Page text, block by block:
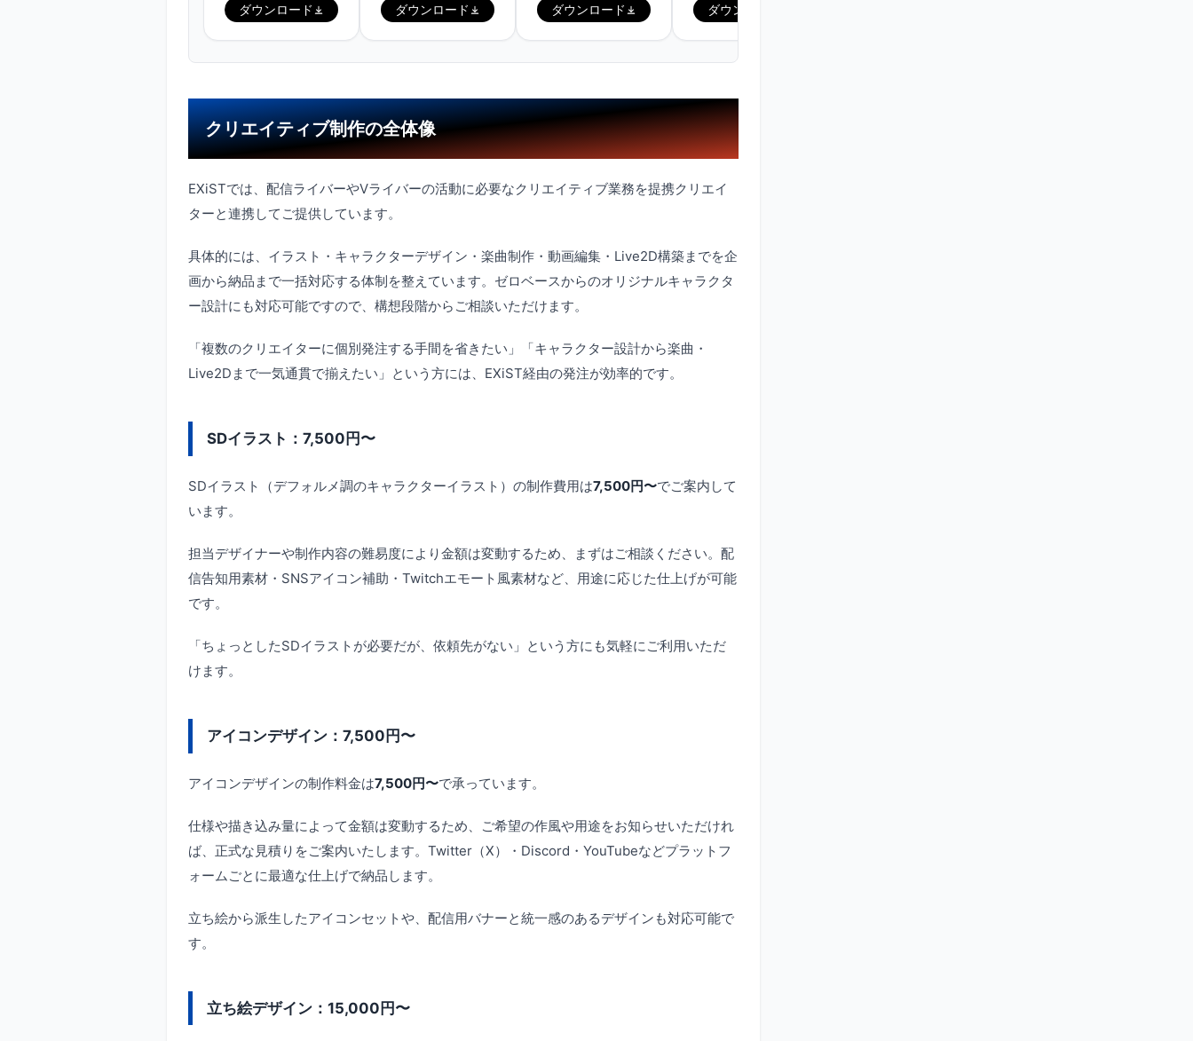
ダウンロード
ダウンロード
ダウンロード
ダウンロード
クリエイティブ制作の全体像
EXiSTでは、配信ライバーやVライバーの活動に必要なクリエイティブ業務を提携クリエイ
ターと連携してご提供しています。
具体的には、イラスト・キャラクターデザイン・楽曲制作・動画編集・Live2D構築までを企
画から納品まで一括対応する体制を整えています。ゼロベースからのオリジナルキャラクタ
ー設計にも対応可能ですので、構想段階からご相談いただけます。
「複数のクリエイターに個別発注する手間を省きたい」「キャラクター設計から楽曲・
Live2Dまで一気通貫で揃えたい」という方には、EXiST経由の発注が効率的です。
SDイラスト：7,500円〜
SDイラスト（デフォルメ調のキャラクターイラスト）の制作費用は7,500円〜でご案内して
います。
担当デザイナーや制作内容の難易度により金額は変動するため、まずはご相談ください。配
信告知用素材・SNSアイコン補助・Twitchエモート風素材など、用途に応じた仕上げが可能
です。
「ちょっとしたSDイラストが必要だが、依頼先がない」という方にも気軽にご利用いただ
けます。
アイコンデザイン：7,500円〜
アイコンデザインの制作料金は7,500円〜で承っています。
仕様や描き込み量によって金額は変動するため、ご希望の作風や用途をお知らせいただけれ
ば、正式な見積りをご案内いたします。Twitter（X）・Discord・YouTubeなどプラットフ
ォームごとに最適な仕上げで納品します。
立ち絵から派生したアイコンセットや、配信用バナーと統一感のあるデザインも対応可能で
す。
立ち絵デザイン：15,000円〜